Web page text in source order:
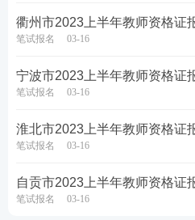
衢州市2023上半年教师资格证
笔试报名 03-16
宁波市2023上半年教师资格证
笔试报名 03-16
淮北市2023上半年教师资格证
笔试报名 03-16
自贡市2023上半年教师资格证
笔试报名 03-16